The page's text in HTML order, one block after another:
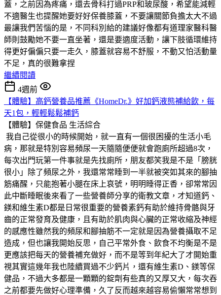
蓋，之前因為疼痛，還去骨科打過PRP和玻尿酸，希望能減輕
不適醫生也提醒她要好好保養膝蓋，不要讓關節負擔太大不過
最讓我們苦惱的是，不同科別給的建議好像都有道理家醫科醫
師則鼓勵她不要一直坐著，還是要適度活動，讓下肢循環維持
得更好偏偏只要一走久，膝蓋就容易不舒服，不動又怕活動量
不足，真的很難拿捏
繼續閱讀
4週前
【體驗】高鈣營養品推薦《HomeDr.》好加鈣液態補給飲，每
天1包，輕輕鬆鬆補鈣
【體驗】保健食品 生活綜合
我自己從很小的時候開始，就一直有一個很困擾的生活小毛
病，那就是特別容易頻尿一天隨隨便便就會跑廁所超過8次，
每次出門玩第一件事就是先找廁所，朋友都笑我是不是「膀胱
很小」除了頻尿之外，我還常常睡到一半就被突如其來的腳抽
筋痛醒，只能抱著小腿在床上哀號，明明睡得正香，卻常常因
此中斷睡眠後來看了一些營養師分享的衛教文章，才知道鈣、
鎂和維生素D都是日常很重要的營養素鈣有助於維持骨骼與牙
齒的正常發育及健康，且有助於肌肉與心臟的正常收縮及神經
的感應性雖然我的頻尿和腳抽筋不一定就是因為營養攝取不足
造成，但也讓我開始反思，自己平常外食、飲食不均衡是不是
更應該把每天的營養補充做好，而不是等到年紀大了才開始重
視其實這幾年我也陸續買過不少鈣片，還有維生素D、鎂等保
健品，不過大多都是一顆顆的錠劑有些真的又厚又大，每次吞
之前都要先做好心理準備，久了反而越來越容易偷懶常常想到